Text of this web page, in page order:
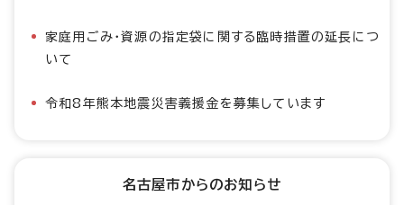
家庭用ごみ・資源の指定袋に関する臨時措置の延長につ
いて
令和8年熊本地震災害義援金を募集しています
名古屋市からのお知らせ